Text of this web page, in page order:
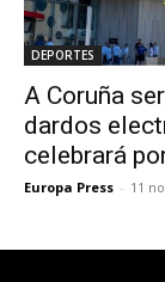
DEPORTES
A Coruña
dardos
celebrará
Europa Press - 11